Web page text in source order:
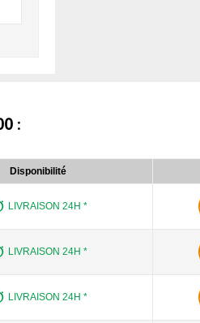
:
Disponibilité
LIVRAISON 24H *
LIVRAISON 24H *
LIVRAISON 24H *